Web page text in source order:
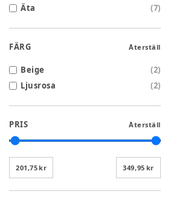
Äta
(7)
FÄRG Återställ
Beige (2)
Ljusrosa
(2)
PRIS Återställ
201,75 kr 349,95 kr